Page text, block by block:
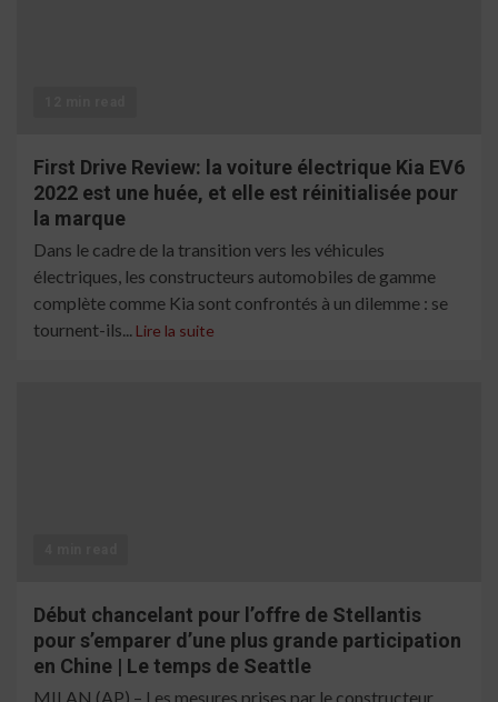
First Drive Review: la voiture électrique Kia EV6
2022 est une huée, et elle est réinitialisée pour
la marque
Dans le cadre de la transition vers les véhicules
électriques, les constructeurs automobiles de gamme
complète comme Kia sont confrontés à un dilemme : se
tournent-ils... Lire la suite
Début chancelant pour l’offre de Stellantis
pour s’emparer d’une plus grande participation
en Chine | Le temps de Seattle
MILAN (AP) – Les mesures prises par le constructeur